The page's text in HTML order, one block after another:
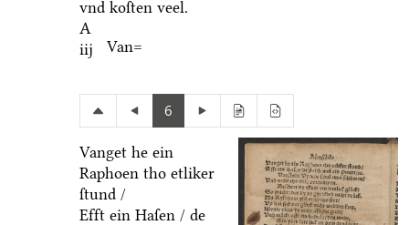
vnd koſten veel.
A
iij
Van=
6
Vanget he ein
Raphoen tho etliker
ſtund /
Efft ein Haſen / de